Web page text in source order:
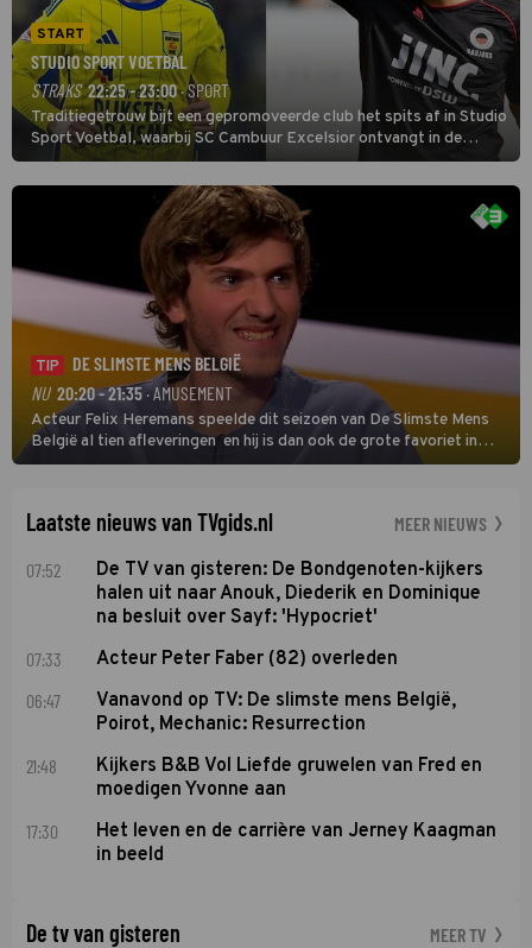
START
STUDIO SPORT VOETBAL
STRAKS 22:25 - 23:00· SPORT
Traditiegetrouw bijt een gepromoveerde club het spits af in Studio
Sport Voetbal, waarbij SC Cambuur Excelsior ontvangt in de
eerste wedstrijd van het nieuwe Eredivisieseizoen. De nieuwe
oefenmeester is Johan Plat en hij wil aanvallend voetballen.
TIP
DE SLIMSTE MENS BELGIË
NU 20:20 - 21:35· AMUSEMENT
Acteur Felix Heremans speelde dit seizoen van De Slimste Mens
België al tien afleveringen en hij is dan ook de grote favoriet in
deze seizoensfinale. En er is Nederlandse inbreng, want komiek
Laatste nieuws van TVgids.nl MEER NIEUWS
07:52
De TV van gisteren: De Bondgenoten-kijkers
halen uit naar Anouk, Diederik en Dominique
na besluit over Sayf: 'Hypocriet'
07:33 Acteur Peter Faber (82) overleden
06:47
Vanavond op TV: De slimste mens België,
Poirot, Mechanic: Resurrection
21:48
Kijkers B&B Vol Liefde gruwelen van Fred en
moedigen Yvonne aan
17:30
Het leven en de carrière van Jerney Kaagman
in beeld
De tv van gisteren MEER TV